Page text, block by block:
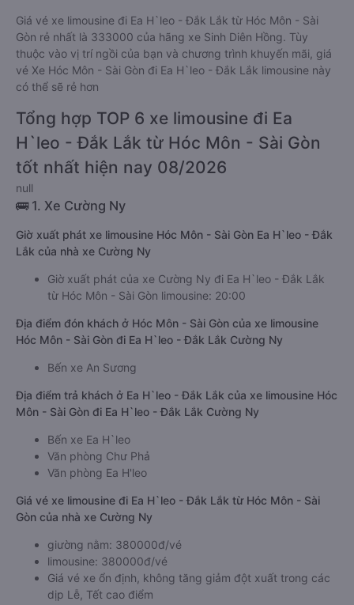
Giá vé xe limousine đi Ea H`leo - Đắk Lắk từ Hóc Môn - Sài
Gòn rẻ nhất là 333000 của hãng xe Sinh Diên Hồng. Tùy
thuộc vào vị trí ngồi của bạn và chương trình khuyến mãi, giá
vé Xe Hóc Môn - Sài Gòn đi Ea H`leo - Đắk Lắk limousine này
có thể sẽ rẻ hơn
Tổng hợp TOP 6 xe limousine đi Ea
H`leo - Đắk Lắk từ Hóc Môn - Sài Gòn
tốt nhất hiện nay 08/2026
null
🚌 1. Xe Cường Ny
Giờ xuất phát xe limousine Hóc Môn - Sài Gòn Ea H`leo - Đắk
Lắk của nhà xe Cường Ny
Giờ xuất phát của xe Cường Ny đi Ea H`leo - Đắk Lắk
từ Hóc Môn - Sài Gòn limousine: 20:00
Địa điểm đón khách ở Hóc Môn - Sài Gòn của xe limousine
Hóc Môn - Sài Gòn đi Ea H`leo - Đắk Lắk Cường Ny
Bến xe An Sương
Địa điểm trả khách ở Ea H`leo - Đắk Lắk của xe limousine Hóc
Môn - Sài Gòn đi Ea H`leo - Đắk Lắk Cường Ny
Bến xe Ea H`leo
Văn phòng Chư Phả
Văn phòng Ea H'leo
Giá vé xe limousine đi Ea H`leo - Đắk Lắk từ Hóc Môn - Sài
Gòn của nhà xe Cường Ny
giường nằm: 380000đ/vé
limousine: 380000đ/vé
Giá vé xe ổn định, không tăng giảm đột xuất trong các
dịp Lễ, Tết cao điểm